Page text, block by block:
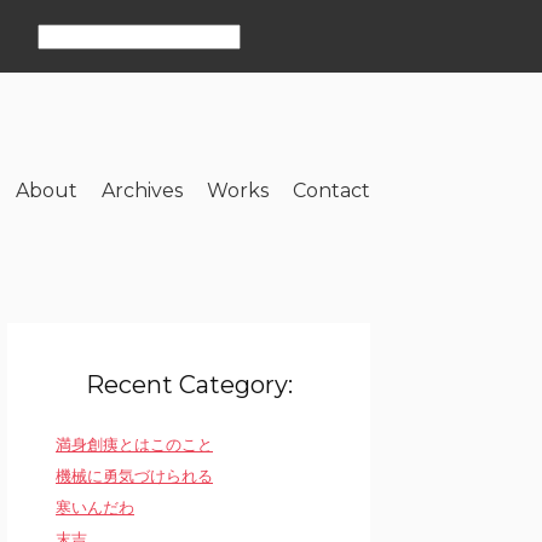
About Archives Works Contact
Recent Category:
満身創痍とはこのこと
機械に勇気づけられる
寒いんだわ